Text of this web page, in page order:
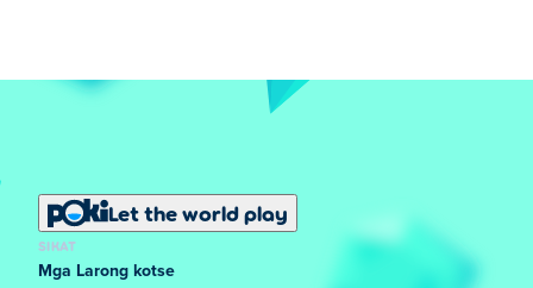
Let the world play
SIKAT
Mga Larong kotse